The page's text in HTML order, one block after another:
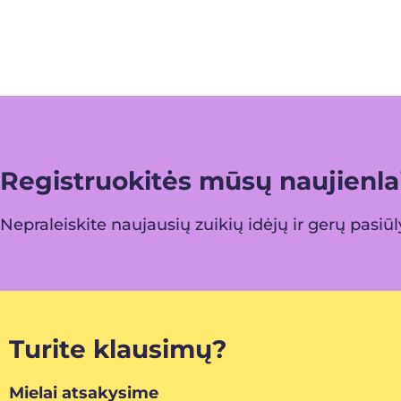
Registruokitės mūsų
Nepraleiskite naujausių zuikių idėjų ir gerų
Turite klausimų?
Mielai atsakysime